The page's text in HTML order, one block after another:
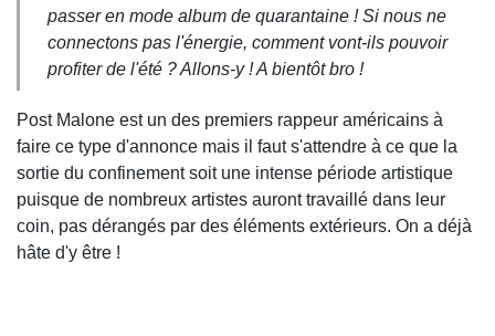
passer en mode album de quarantaine ! Si nous ne
connectons pas l'énergie, comment vont-ils pouvoir
profiter de l'été ? Allons-y ! A bientôt bro !
Post Malone est un des premiers rappeur américains à
faire ce type d'annonce mais il faut s'attendre à ce que la
sortie du confinement soit une intense période artistique
puisque de nombreux artistes auront travaillé dans leur
coin, pas dérangés par des éléments extérieurs. On a déjà
hâte d'y être !